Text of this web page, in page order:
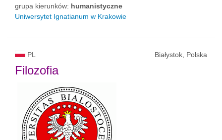
grupa kierunków: humanistyczne
Uniwersytet Ignatianum w Krakowie
PL Białystok, Polska
Filozofia